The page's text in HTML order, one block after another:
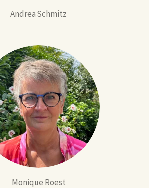
Andrea Schmitz
Monique Roest